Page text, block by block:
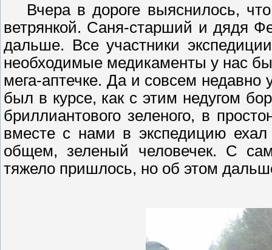
Вчера в дороге выяснилось,
ветрянкой. Саня-старший и дядя
дальше. Все участники
необходимые медикаменты у нас
мега-аптечке. Да и совсем недавно
был в курсе, как с этим недугом
бриллиантового зеленого, в
вместе с нами в экспедицию
общем, зеленый человечек. С
тяжело пришлось, но об этом